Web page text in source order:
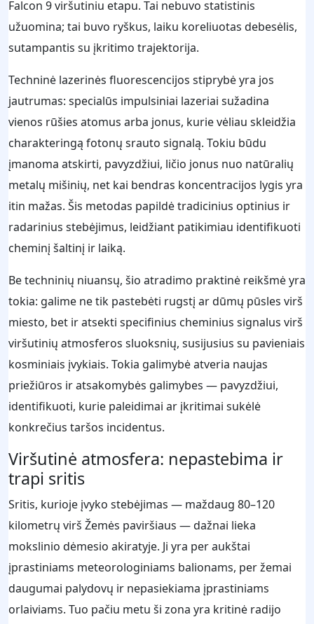
Falcon 9 viršutiniu etapu. Tai nebuvo statistinis
užuomina; tai buvo ryškus, laiku koreliuotas debesėlis,
sutampantis su įkritimo trajektorija.
Techninė lazerinės fluorescencijos stiprybė yra jos
jautrumas: specialūs impulsiniai lazeriai sužadina
vienos rūšies atomus arba jonus, kurie vėliau skleidžia
charakteringą fotonų srauto signalą. Tokiu būdu
įmanoma atskirti, pavyzdžiui, ličio jonus nuo natūralių
metalų mišinių, net kai bendras koncentracijos lygis yra
itin mažas. Šis metodas papildė tradicinius optinius ir
radarinius stebėjimus, leidžiant patikimiau identifikuoti
cheminį šaltinį ir laiką.
Be techninių niuansų, šio atradimo praktinė reikšmė yra
tokia: galime ne tik pastebėti rugstį ar dūmų pūsles virš
miesto, bet ir atsekti specifinius cheminius signalus virš
viršutinių atmosferos sluoksnių, susijusius su pavieniais
kosminiais įvykiais. Tokia galimybė atveria naujas
priežiūros ir atsakomybės galimybes — pavyzdžiui,
identifikuoti, kurie paleidimai ar įkritimai sukėlė
konkrečius taršos incidentus.
Viršutinė atmosfera: nepastebima ir
trapi sritis
Sritis, kurioje įvyko stebėjimas — maždaug 80–120
kilometrų virš Žemės paviršiaus — dažnai lieka
mokslinio dėmesio akiratyje. Ji yra per aukštai
įprastiniams meteorologiniams balionams, per žemai
daugumai palydovų ir nepasiekiama įprastiniams
orlaiviams. Tuo pačiu metu ši zona yra kritinė radijo